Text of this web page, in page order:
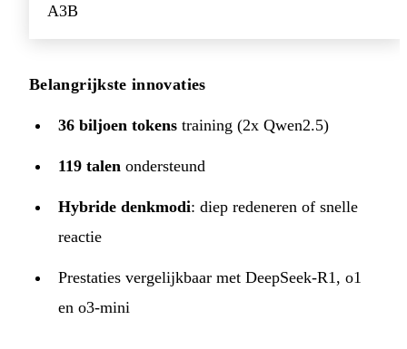
A3B
Belangrijkste innovaties
36 biljoen tokens training (2x Qwen2.5)
119 talen ondersteund
Hybride denkmodi: diep redeneren of snelle
reactie
Prestaties vergelijkbaar met DeepSeek-R1, o1
en o3-mini